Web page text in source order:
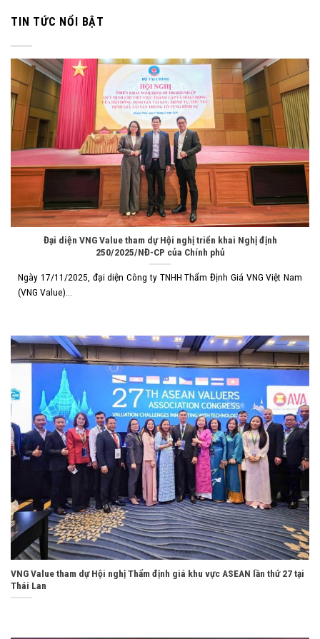
TIN TỨC NỔI BẬT
Đại diện VNG Value tham dự Hội nghị triển khai Nghị định
250/2025/NĐ-CP của Chính phủ
Ngày 17/11/2025, đại diện Công ty TNHH Thẩm Định Giá VNG Việt Nam
(VNG Value)...
VNG Value tham dự Hội nghị Thẩm định giá khu vực ASEAN lần thứ 27 tại
Thái Lan